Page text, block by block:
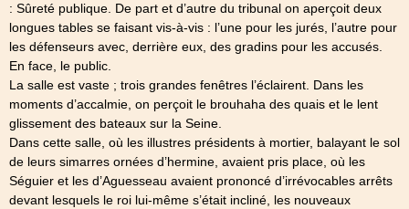
: Sûreté publique. De part et d’autre du tribunal on aperçoit deux
longues tables se faisant vis-à-vis : l’une pour les jurés, l’autre pour
les défenseurs avec, derrière eux, des gradins pour les accusés.
En face, le public.
La salle est vaste ; trois grandes fenêtres l’éclairent. Dans les
moments d’accalmie, on perçoit le brouhaha des quais et le lent
glissement des bateaux sur la Seine.
Dans cette salle, où les illustres présidents à mortier, balayant le sol
de leurs simarres ornées d’hermine, avaient pris place, où les
Séguier et les d’Aguesseau avaient prononcé d’irrévocables arrêts
devant lesquels le roi lui-même s’était incliné, les nouveaux